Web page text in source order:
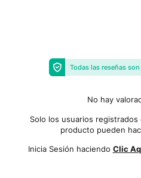
Todas las reseñas
No hay
Solo los usuarios
producto pueden
Inicia Sesión haciendo Clic